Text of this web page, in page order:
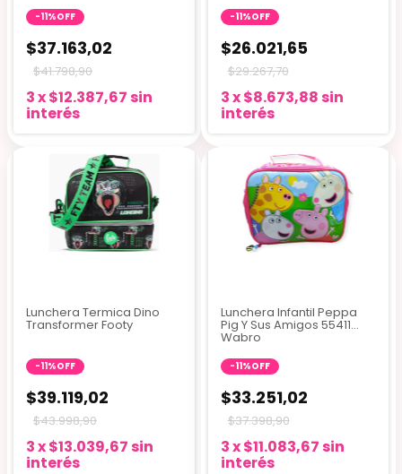
-11%OFF
$37.163,02
$41.798,90
3x$12.387,67 sin
interés
-11%OFF
$26.021,65
$29.267,70
3x$8.673,88 sin
interés
Lunchera Termica Dino
Transformer Footy
-11%OFF
$39.119,02
$43.998,90
3x$13.039,67 sin
interés
Lunchera Infantil Peppa
Pig Y Sus Amigos 55411
Wabro
-11%OFF
$33.251,02
$37.398,90
3x$11.083,67 sin
interés